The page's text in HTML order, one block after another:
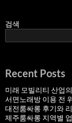
검색
Recent Posts
미래 모빌리티 산업
서면노래방 이용 전
대전룸싸롱 후기와
제주룸싸롱 지역별